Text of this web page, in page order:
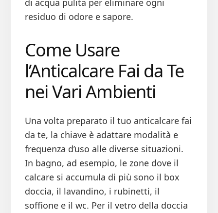
di acqua pulita per eliminare ogni
residuo di odore e sapore.
Come Usare
l’Anticalcare Fai da Te
nei Vari Ambienti
Una volta preparato il tuo anticalcare fai
da te, la chiave è adattare modalità e
frequenza d’uso alle diverse situazioni.
In bagno, ad esempio, le zone dove il
calcare si accumula di più sono il box
doccia, il lavandino, i rubinetti, il
soffione e il wc. Per il vetro della doccia